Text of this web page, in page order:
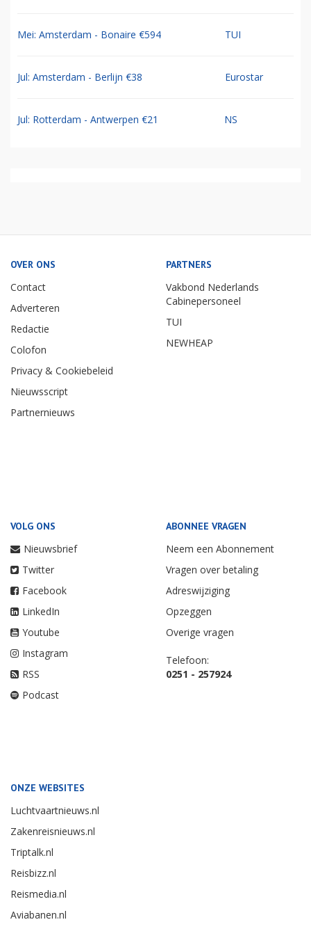
Mei: Amsterdam - Bonaire €594 TUI
Jul: Amsterdam - Berlijn €38 Eurostar
Jul: Rotterdam - Antwerpen €21 NS
OVER ONS
Contact
Adverteren
Redactie
Colofon
Privacy & Cookiebeleid
Nieuwsscript
Partnernieuws
PARTNERS
Vakbond Nederlands
Cabinepersoneel
TUI
NEWHEAP
VOLG ONS
Nieuwsbrief
Twitter
Facebook
LinkedIn
Youtube
Instagram
RSS
Podcast
ABONNEE VRAGEN
Neem een Abonnement
Vragen over betaling
Adreswijziging
Opzeggen
Overige vragen
Telefoon:
0251 - 257924
ONZE WEBSITES
Luchtvaartnieuws.nl
Zakenreisnieuws.nl
Triptalk.nl
Reisbizz.nl
Reismedia.nl
Aviabanen.nl